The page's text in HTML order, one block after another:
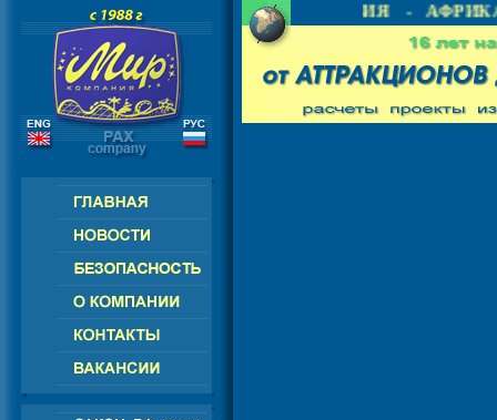
СНГ - ЕВРОПА - АМЕРИКА - АЗИЯ - АФРИКА